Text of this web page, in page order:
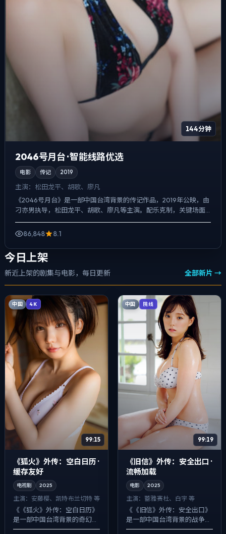
144分钟
2046号月台 · 智能线路优选
电影 传记 2019
主演： 松田龙平、胡歌、廖凡
《2046号月台》是一部中国台湾背景的传记作品，2019年公映，由
刁亦男执导，松田龙平、胡歌、廖凡等主演。配乐克制，关键场面
反而以环境声托情绪，一场意外成为切口，牵出家庭、职场...
86,848
8.1
今日上架
新近上架的剧集与电影，每日更新 全部新片 →
中国 4K
99:15
《狐火》外传：空白日历 ·
缓存友好
电视剧 2025
主演： 安藤樱、凯特·布兰切特 等
《《狐火》外传：空白日历》
是一部中国台湾背景的奇幻作
品，2025年公映，由李安执
中国 院线
99:19
《旧信》外传：安全出口 ·
流畅加载
电影 2025
主演： 蕾雅·赛杜、白宇 等
《《旧信》外传：安全出口》
是一部中国台湾背景的战争作
品，2025年公映，由李安执